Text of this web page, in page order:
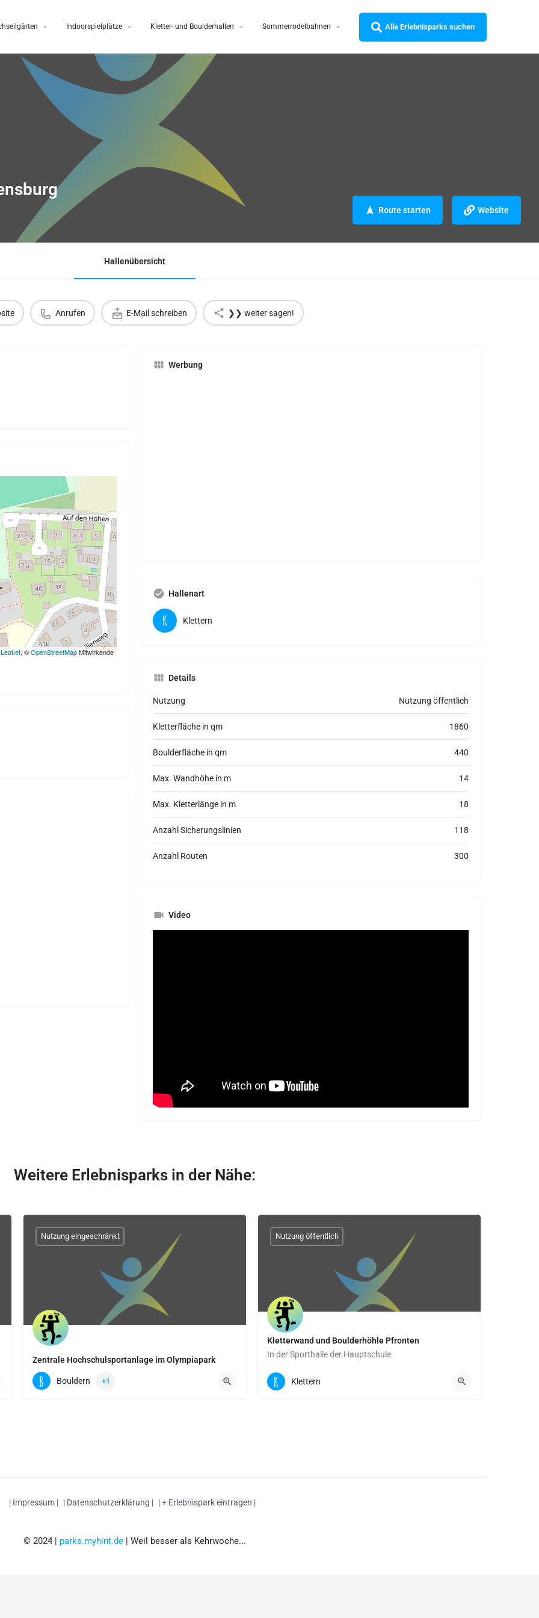
Indoorspielplätze Kletter- und Boulderhallen Sommerrodelbahnen Alle Erlebnisparks suchen
Route starten Website
Hallenübersicht
Anrufen E-Mail schreiben ❯❯ weiter sagen!
Leaflet, ©OpenStreetMapMitwirkende
Werbung
Hallenart
Klettern
Details
Nutzung Nutzung öffentlich
Kletterfläche in qm 1860
Boulderfläche in qm 440
Max. Wandhöhe in m 14
Max. Kletterlänge in m 18
Anzahl Sicherungslinien 118
Anzahl Routen 300
Video
Weitere Erlebnisparks in der Nähe:
Zentrale Hochschulsportanlage im Olympiapark
Connollystr. 32 | 80809 München
Nutzung eingeschränkt
Bouldern +1
Kletterwand und Boulderhöhle Pfronten
In der Sporthalle der Hauptschule
Zentralschulweg 4 | 87459 Pfronten
Kletterfläche: 100 qm
Nutzung öffentlich
Klettern
| Impressum | | Datenschutzerklärung | | + Erlebnispark eintragen |
© 2024 | parks.myhint.de | Weil besser als Kehrwoche...